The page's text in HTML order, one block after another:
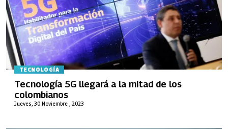
TECNOLOGÍA
Jueves, 30 Noviembre , 2023
Tecnología 5G llegará a la mitad de los
colombianos